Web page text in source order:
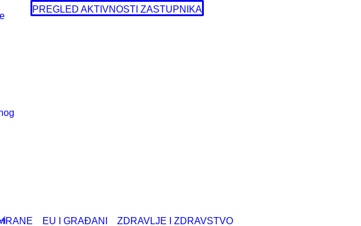
PREGLED AKTIVNOSTI ZASTUPNIKA
EU I GRAĐANI ZDRAVLJE I ZDRAVSTVO